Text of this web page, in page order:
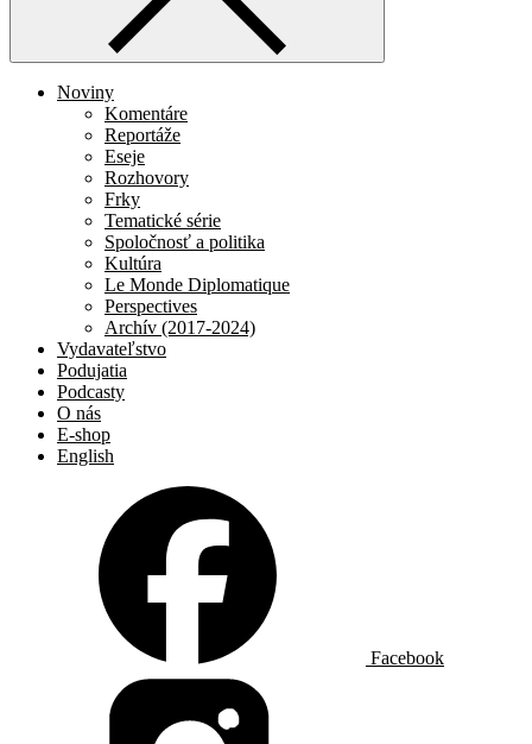
Noviny
Komentáre
Reportáže
Eseje
Rozhovory
Frky
Tematické série
Spoločnosť a politika
Kultúra
Le Monde Diplomatique
Perspectives
Archív (2017-2024)
Vydavateľstvo
Podujatia
Podcasty
O nás
E-shop
English
Facebook